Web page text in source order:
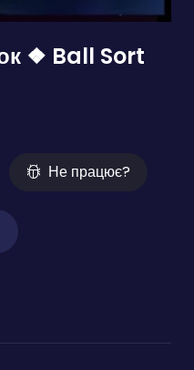
❖ Ball Sort
Не працює?